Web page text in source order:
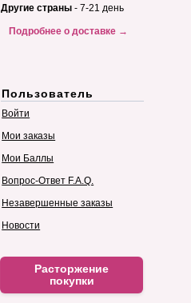
Другие страны - 7-21 день
Подробнее о доставке →
Пользователь
Войти
Мои заказы
Мои Баллы
Вопрос-Ответ F.A.Q.
Незавершенные заказы
Новости
Расторжение
покупки